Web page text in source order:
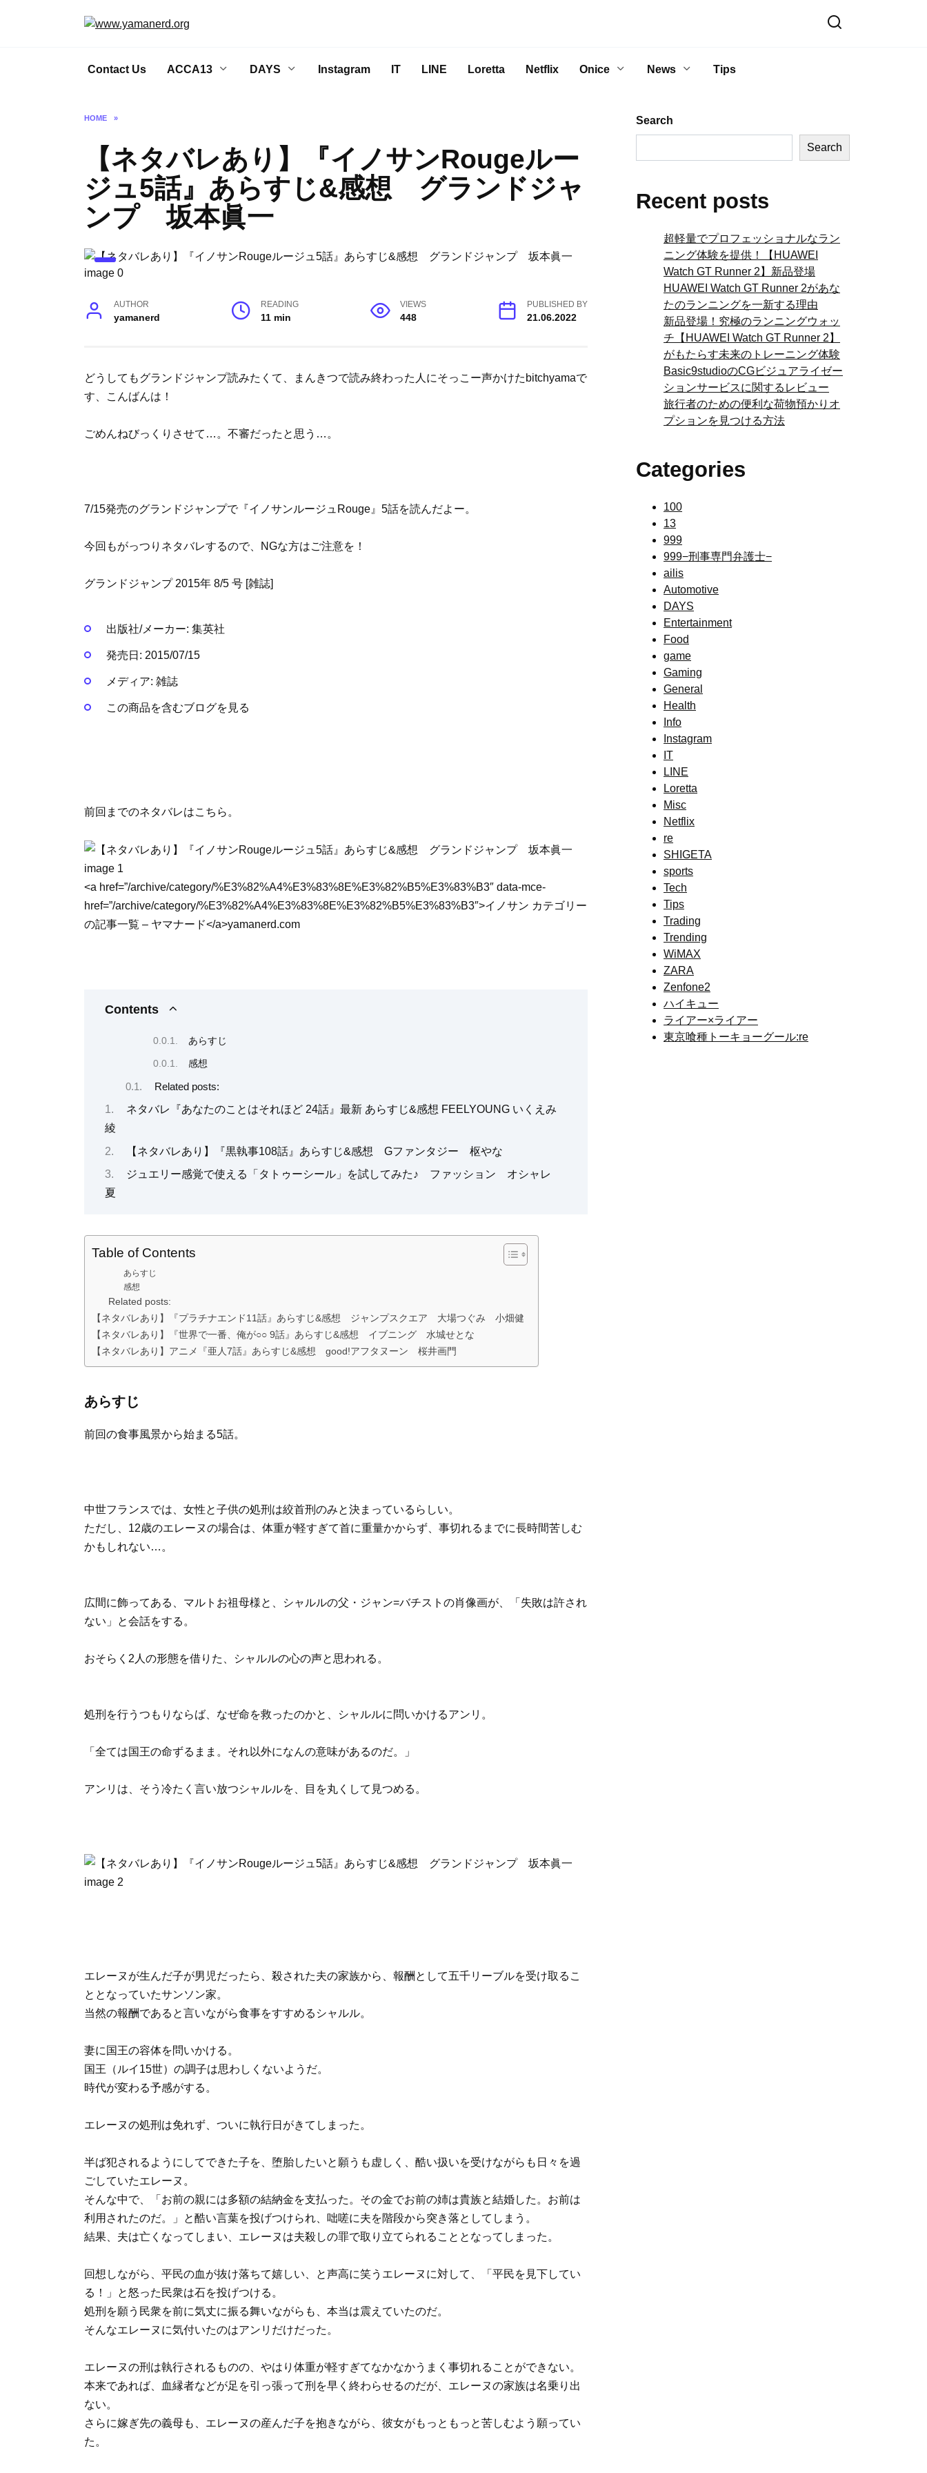
Contact Us ACCA13 DAYS Instagram IT LINE Loretta Netflix Onice News Tips
HOME »
【ネタバレあり】『イノサンRougeルー
ジュ5話』あらすじ&感想 グランドジャ
ンプ 坂本眞一
AUTHOR
yamanerd
READING
11 min
VIEWS
448
PUBLISHED BY
21.06.2022
どうしてもグランドジャンプ読みたくて、まんきつで読み終わった人にそっこー声かけたbitchyamaで
す、こんばんは！
ごめんねびっくりさせて…。不審だったと思う…。
7/15発売のグランドジャンプで『イノサンルージュRouge』5話を読んだよー。
今回もがっつりネタバレするので、NGな方はご注意を！
グランドジャンプ 2015年 8/5 号 [雑誌]
出版社/メーカー: 集英社
発売日: 2015/07/15
メディア: 雑誌
この商品を含むブログを見る
前回までのネタバレはこちら。
<a href=”/archive/category/%E3%82%A4%E3%83%8E%E3%82%B5%E3%83%B3″ data-mce-
href=”/archive/category/%E3%82%A4%E3%83%8E%E3%82%B5%E3%83%B3″>イノサン カテゴリー
の記事一覧 – ヤマナード</a>yamanerd.com
Contents
あらすじ
感想
Related posts:
ネタバレ『あなたのことはそれほど 24話』最新 あらすじ&感想 FEELYOUNG いくえみ
綾
【ネタバレあり】『黒執事108話』あらすじ&感想 Gファンタジー 枢やな
ジュエリー感覚で使える「タトゥーシール」を試してみた♪ ファッション オシャレ
夏
Table of Contents
あらすじ
感想
Related posts:
【ネタバレあり】『プラチナエンド11話』あらすじ&感想 ジャンプスクエア 大場つぐみ 小畑健
【ネタバレあり】『世界で一番、俺が○○ 9話』あらすじ&感想 イブニング 水城せとな
【ネタバレあり】アニメ『亜人7話』あらすじ&感想 good!アフタヌーン 桜井画門
あらすじ
前回の食事風景から始まる5話。
中世フランスでは、女性と子供の処刑は絞首刑のみと決まっているらしい。
ただし、12歳のエレーヌの場合は、体重が軽すぎて首に重量かからず、事切れるまでに長時間苦しむ
かもしれない…。
広間に飾ってある、マルトお祖母様と、シャルルの父・ジャン=バチストの肖像画が、「失敗は許され
ない」と会話をする。
おそらく2人の形態を借りた、シャルルの心の声と思われる。
処刑を行うつもりならば、なぜ命を救ったのかと、シャルルに問いかけるアンリ。
「全ては国王の命ずるまま。それ以外になんの意味があるのだ。」
アンリは、そう冷たく言い放つシャルルを、目を丸くして見つめる。
エレーヌが生んだ子が男児だったら、殺された夫の家族から、報酬として五千リーブルを受け取るこ
ととなっていたサンソン家。
当然の報酬であると言いながら食事をすすめるシャルル。
妻に国王の容体を問いかける。
国王（ルイ15世）の調子は思わしくないようだ。
時代が変わる予感がする。
エレーヌの処刑は免れず、ついに執行日がきてしまった。
半ば犯されるようにしてできた子を、堕胎したいと願うも虚しく、酷い扱いを受けながらも日々を過
ごしていたエレーヌ。
そんな中で、「お前の親には多額の結納金を支払った。その金でお前の姉は貴族と結婚した。お前は
利用されたのだ。」と酷い言葉を投げつけられ、咄嗟に夫を階段から突き落としてしまう。
結果、夫は亡くなってしまい、エレーヌは夫殺しの罪で取り立てられることとなってしまった。
回想しながら、平民の血が抜け落ちて嬉しい、と声高に笑うエレーヌに対して、「平民を見下してい
る！」と怒った民衆は石を投げつける。
処刑を願う民衆を前に気丈に振る舞いながらも、本当は震えていたのだ。
そんなエレーヌに気付いたのはアンリだけだった。
エレーヌの刑は執行されるものの、やはり体重が軽すぎてなかなかうまく事切れることができない。
本来であれば、血縁者などが足を引っ張って刑を早く終わらせるのだが、エレーヌの家族は名乗り出
ない。
さらに嫁ぎ先の義母も、エレーヌの産んだ子を抱きながら、彼女がもっともっと苦しむよう願ってい
た。
Search
Search
Recent posts
超軽量でプロフェッショナルなラン
ニング体験を提供！【HUAWEI
Watch GT Runner 2】新品登場
HUAWEI Watch GT Runner 2があな
たのランニングを一新する理由
新品登場！究極のランニングウォッ
チ【HUAWEI Watch GT Runner 2】
がもたらす未来のトレーニング体験
Basic9studioのCGビジュアライゼー
ションサービスに関するレビュー
旅行者のための便利な荷物預かりオ
プションを見つける方法
Categories
100
13
999
999−刑事専門弁護士−
ailis
Automotive
DAYS
Entertainment
Food
game
Gaming
General
Health
Info
Instagram
IT
LINE
Loretta
Misc
Netflix
re
SHIGETA
sports
Tech
Tips
Trading
Trending
WiMAX
ZARA
Zenfone2
ハイキュー
ライアー×ライアー
東京喰種トーキョーグール:re